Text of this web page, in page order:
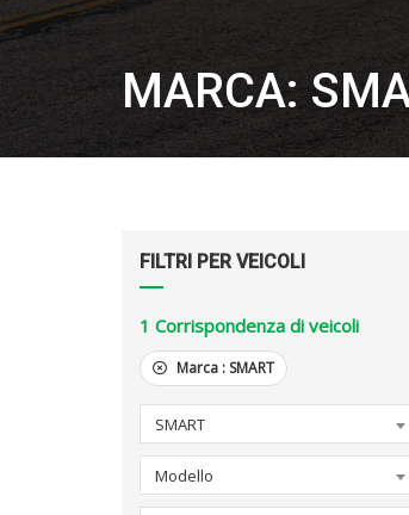
MARCA:
FILTRI PER VEICOLI
1 Corrispondenza di veicoli
Marca : SMART
SMART
Modello